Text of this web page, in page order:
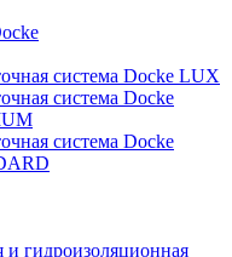
система Docke LUX
система Docke
система Docke
и гидроизоляционная